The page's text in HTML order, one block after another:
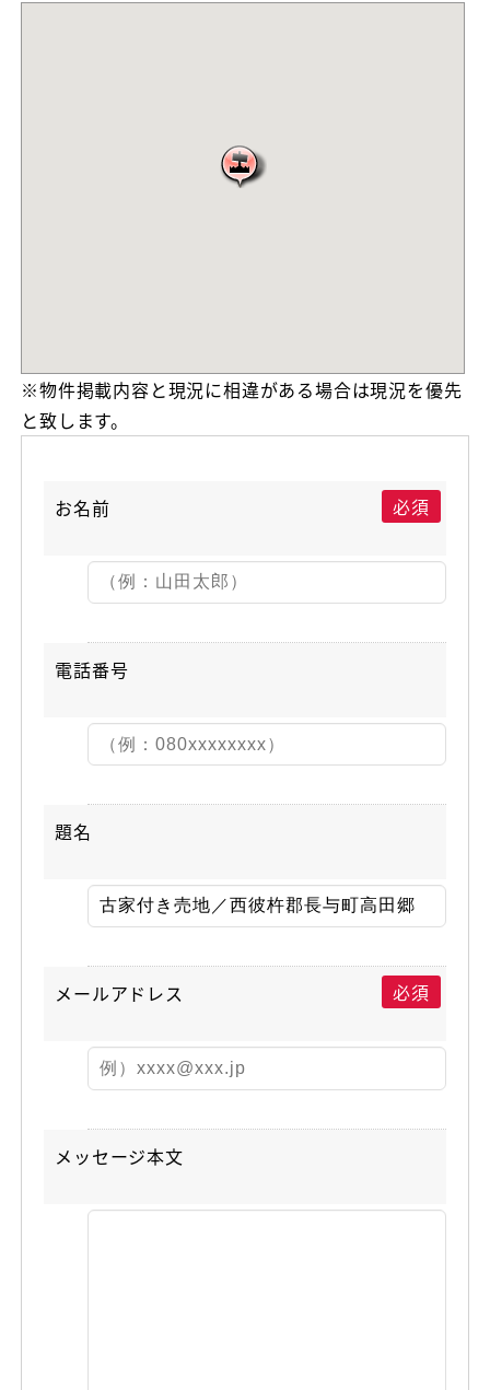
※物件掲載内容と現況に相違がある場合は現況を優先
と致します。
お名前 必須
電話番号
題名
メールアドレス 必須
メッセージ本文